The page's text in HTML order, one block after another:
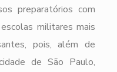
preparatórios com
militares mais
pois, além de
de São Paulo,